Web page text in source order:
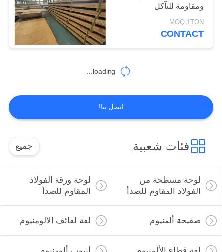
أنابيب مستديرة من
41
شريط الجولة الفولاذ
المقاوم للصدأ
35
ومقاومة للتآكل
MOQ:1TON
CONTACT
loading...
اتصل بنا!
فئات شعبية جميع
لوحة مسطحة من
الفولاذ المقاوم للصدأ
لوحة ورقة الفولاذ
المقاوم للصدأ
صفيحة ألمنيوم لفة لفائف الالومنيوم